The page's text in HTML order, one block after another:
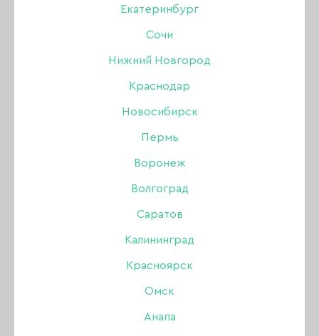
Екатеринбург
Сочи
Нижний Новгород
Краснодар
Новосибирск
Пермь
Воронеж
Волгоград
Саратов
Калининград
Красноярск
Омск
Анапа